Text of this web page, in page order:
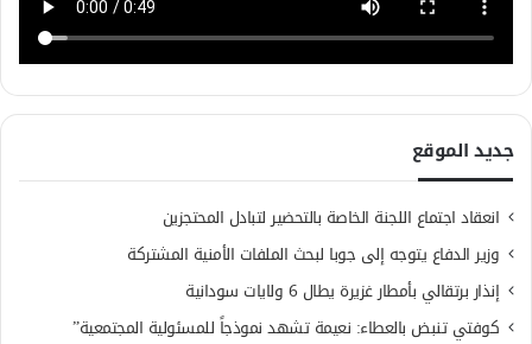
جديد الموقع
انعقاد اجتماع اللجنة الخاصة بالتحضير لتبادل المحتجزين
وزير الدفاع يتوجه إلى جوبا لبحث الملفات الأمنية المشتركة
إنذار برتقالي بأمطار غزيرة يطال 6 ولايات سودانية
كوفتي تنبض بالعطاء: نعيمة تشهد نموذجاً للمسئولية المجتمعية”